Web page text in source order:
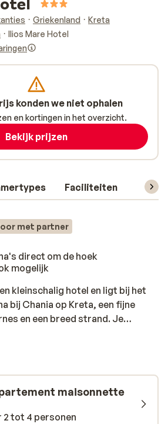
Griekenland
Kreta
Ilios Mare Hotel
Faciliteiten
met partner
direct om de hoek
mogelijk
kleinschalig hotel en ligt bij het
bij Chania op Kreta, een fijne
en een breed strand. Je
je zo naar zee wandelt en het
ingericht en bieden alles
een ontspannen verblijf. Je hebt
terras, waardoor je altijd een fijne
buiten te zitten na een zonnige
ligging vind je in de buurt veel
maisonnette
tot 4 personen
konden we niet ophalen
en kortingen in het overzicht.
Bekijk prijzen